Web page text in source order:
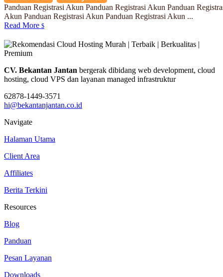
Panduan Registrasi Akun Panduan Registrasi Akun Panduan
Akun Panduan Registrasi Akun Panduan Registrasi Akun ...
Read More $
CV. Bekantan Jantan bergerak dibidang web development, cloud
hosting, cloud VPS dan layanan managed infrastruktur
62878-1449-3571
hi@bekantanjantan.co.id
Navigate
Halaman Utama
Client Area
Affiliates
Berita Terkini
Resources
Blog
Panduan
Pesan Layanan
Downloads